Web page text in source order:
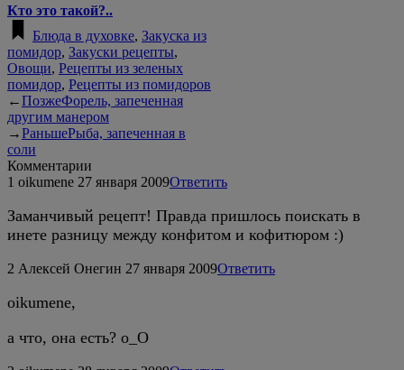
Кто это такой?..
Блюда в духовке, Закуска из
помидор, Закуски рецепты,
Овощи, Рецепты из зеленых
помидор, Рецепты из помидоров
←ПозжеФорель, запеченная
другим манером
→РаньшеРыба, запеченная в
соли
Комментарии
1 oikumene 27 января 2009Ответить
Заманчивый рецепт! Правда пришлось поискать в
инете разницу между конфитом и кофитюром :)
2 Алексей Онегин 27 января 2009Ответить
oikumene,
а что, она есть? о_О